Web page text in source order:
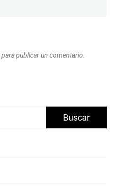
para publicar un comentario.